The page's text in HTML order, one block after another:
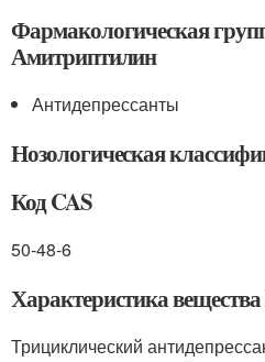
Фармакологическая
Амитриптилин
Антидепрессанты
Нозологическая
Код CAS
50-48-6
Характеристика
Трициклический